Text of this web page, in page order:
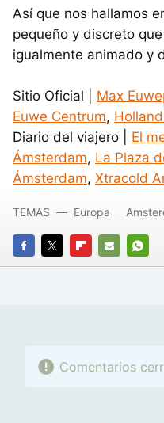
Así que nos hallamos
pequeño y discreto que
igualmente animado y
Sitio Oficial | Max
Euwe Centrum,
Diario del viajero | El
Ámsterdam, La Plaza
Ámsterdam, Xtracold
FACEBOOK
TWITTERFLIPBOARD
E-
TEMAS Europa
Comentarios